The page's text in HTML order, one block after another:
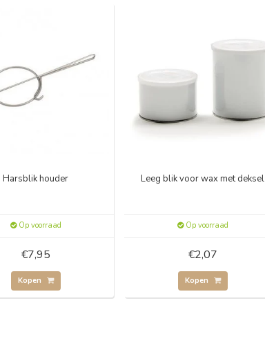
Harsblik houder
Op voorraad
€7,95
Kopen
Leeg blik voor wax met deksel
Op voorraad
€2,07
Kopen